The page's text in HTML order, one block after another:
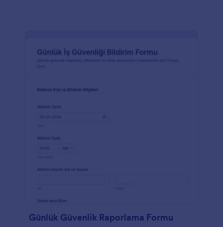
Günlük Güvenlik Raporlama Formu